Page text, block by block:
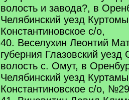
волость и завода?, в
Челябинский уезд
Константиновское с/о,
40. Веселухин Леонтий
губерния Глазовский уезд
волость с. Омут, в
Челябинский уезд
Константиновское с/о,